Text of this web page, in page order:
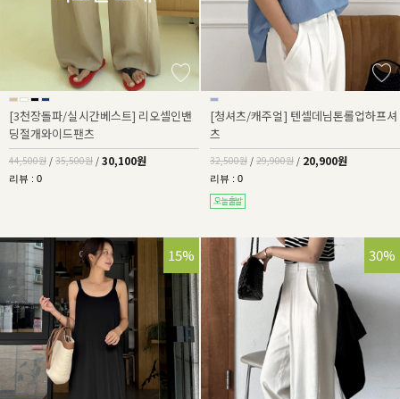
[3천장돌파/실시간베스트] 리오셀인밴
딩절개와이드팬츠
44,500원 / 35,500원 / 30,100원
리뷰 : 0
[청셔츠/캐주얼] 텐셀데님톤롤업하프셔
츠
32,500원 / 29,900원 / 20,900원
리뷰 : 0
15% 30%